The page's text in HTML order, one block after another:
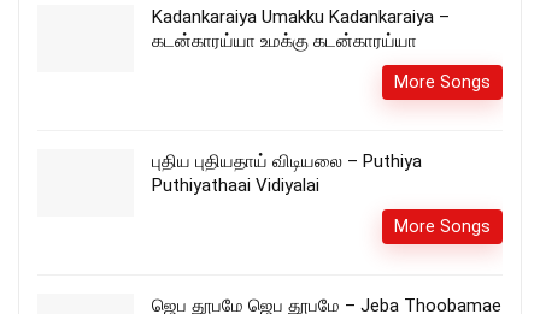
Kadankaraiya Umakku Kadankaraiya –
கடன்காரய்யா உமக்கு கடன்காரய்யா
More Songs
புதிய புதியதாய் விடியலை – Puthiya
Puthiyathaai Vidiyalai
More Songs
ஜெப தூபமே ஜெப தூபமே – Jeba Thoobamae